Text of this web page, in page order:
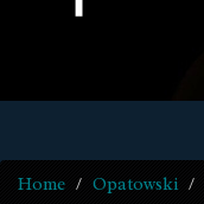
Home Opatowski